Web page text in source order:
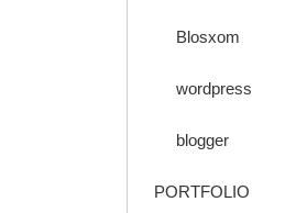
Blosxom
wordpress
blogger
PORTFOLIO